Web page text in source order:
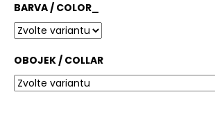
BARVA / COLOR_
OBOJEK / COLLAR
č
u
j
e
m
e